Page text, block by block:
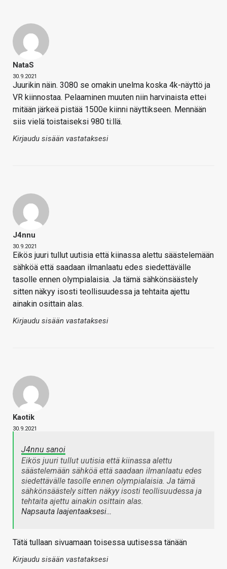
NataS
30.9.2021
Juurikin näin. 3080 se omakin unelma koska 4k-näyttö ja
VR kiinnostaa. Pelaaminen muuten niin harvinaista ettei
mitään järkeä pistää 1500e kiinni näyttikseen. Mennään
siis vielä toistaiseksi 980 ti:llä.
Kirjaudu sisään vastataksesi
J4nnu
30.9.2021
Eikös juuri tullut uutisia että kiinassa alettu säästelemään
sähköä että saadaan ilmanlaatu edes siedettävälle
tasolle ennen olympialaisia. Ja tämä sähkönsäästely
sitten näkyy isosti teollisuudessa ja tehtaita ajettu
ainakin osittain alas.
Kirjaudu sisään vastataksesi
Kaotik
30.9.2021
J4nnu sanoi
Eikös juuri tullut uutisia että kiinassa alettu
säästelemään sähköä että saadaan ilmanlaatu edes
siedettävälle tasolle ennen olympialaisia. Ja tämä
sähkönsäästely sitten näkyy isosti teollisuudessa ja
tehtaita ajettu ainakin osittain alas.
Napsauta laajentaaksesi…
Tätä tullaan sivuamaan toisessa uutisessa tänään
Kirjaudu sisään vastataksesi